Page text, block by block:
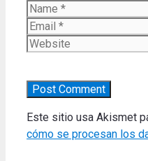
Name
Este sitio usa Akismet
cómo se procesan los